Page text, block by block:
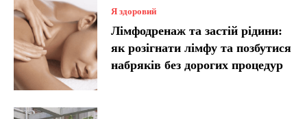
Я здоровий
Лімфодренаж та застій рідини:
як розігнати лімфу та позбутися
набряків без дорогих процедур